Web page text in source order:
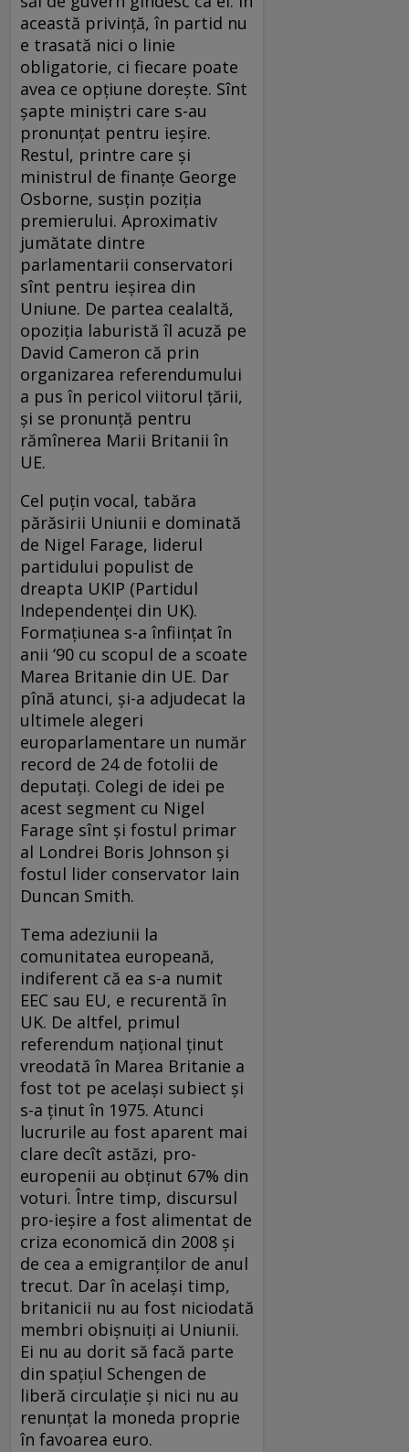
această privinţă, în partid nu
e trasată nici o linie
obligatorie, ci fiecare poate
avea ce opţiune doreşte. Sînt
şapte miniştri care s-au
pronunţat pentru ieşire.
Restul, printre care şi
ministrul de finanţe George
Osborne, susţin poziţia
premierului. Aproximativ
jumătate dintre
parlamentarii conservatori
sînt pentru ieşirea din
Uniune. De partea cealaltă,
opoziţia laburistă îl acuză pe
David Cameron că prin
organizarea referendumului
a pus în pericol viitorul ţării,
şi se pronunţă pentru
rămînerea Marii Britanii în
UE.
Cel puţin vocal, tabăra
părăsirii Uniunii e dominată
de Nigel Farage, liderul
partidului populist de
dreapta UKIP (Partidul
Independenţei din UK).
Formaţiunea s-a înfiinţat în
anii ‘90 cu scopul de a scoate
Marea Britanie din UE. Dar
pînă atunci, şi-a adjudecat la
ultimele alegeri
europarlamentare un număr
record de 24 de fotolii de
deputaţi. Colegi de idei pe
acest segment cu Nigel
Farage sînt şi fostul primar
al Londrei Boris Johnson şi
fostul lider conservator Iain
Duncan Smith.
Tema adeziunii la
comunitatea europeană,
indiferent că ea s-a numit
EEC sau EU, e recurentă în
UK. De altfel, primul
referendum naţional ţinut
vreodată în Marea Britanie a
fost tot pe acelaşi subiect şi
s-a ţinut în 1975. Atunci
lucrurile au fost aparent mai
clare decît astăzi, pro-
europenii au obţinut 67% din
voturi. Între timp, discursul
pro-ieşire a fost alimentat de
criza economică din 2008 şi
de cea a emigranţilor de anul
trecut. Dar în acelaşi timp,
britanicii nu au fost niciodată
membri obişnuiţi ai Uniunii.
Ei nu au dorit să facă parte
din spaţiul Schengen de
liberă circulaţie şi nici nu au
renunţat la moneda proprie
în favoarea euro.